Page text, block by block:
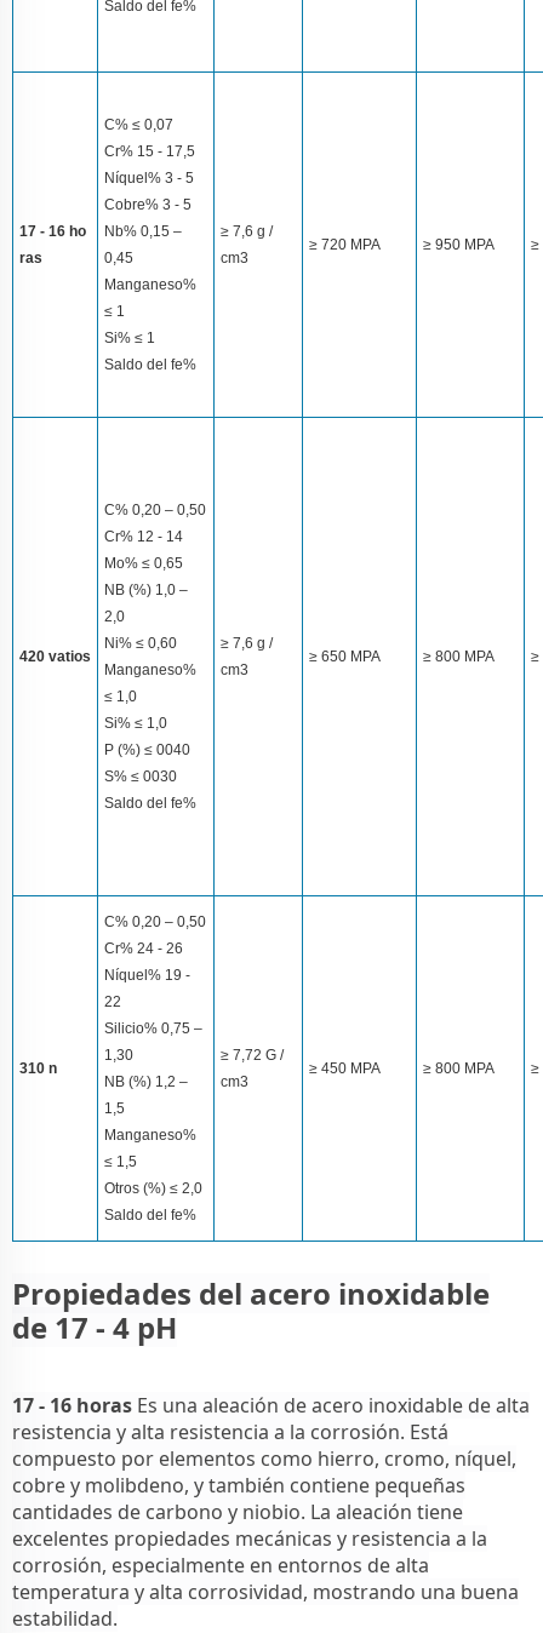
Saldo del fe%
17 - 16 ho
ras
C% ≤ 0,07
Cr% 15 - 17,5
Níquel% 3 - 5
Cobre% 3 - 5
Nb% 0,15 –
0,45
Manganeso%
≤ 1
Si% ≤ 1
Saldo del fe%
≥ 7,6 g /
cm3
≥ 720 MPA ≥ 950 MPA ≥
420 vatios
C% 0,20 – 0,50
Cr% 12 - 14
Mo% ≤ 0,65
NB (%) 1,0 –
2,0
Ni% ≤ 0,60
Manganeso%
≤ 1,0
Si% ≤ 1,0
P (%) ≤ 0040
S% ≤ 0030
Saldo del fe%
≥ 7,6 g /
cm3
≥ 650 MPA ≥ 800 MPA ≥
310 n
C% 0,20 – 0,50
Cr% 24 - 26
Níquel% 19 -
22
Silicio% 0,75 –
1,30
NB (%) 1,2 –
1,5
Manganeso%
≤ 1,5
Otros (%) ≤ 2,0
Saldo del fe%
≥ 7,72 G /
cm3
≥ 450 MPA ≥ 800 MPA ≥
Propiedades del acero inoxidable
de 17 - 4 pH
17 - 16 horas Es una aleación de acero inoxidable de alta
resistencia y alta resistencia a la corrosión. Está
compuesto por elementos como hierro, cromo, níquel,
cobre y molibdeno, y también contiene pequeñas
cantidades de carbono y niobio. La aleación tiene
excelentes propiedades mecánicas y resistencia a la
corrosión, especialmente en entornos de alta
temperatura y alta corrosividad, mostrando una buena
estabilidad.